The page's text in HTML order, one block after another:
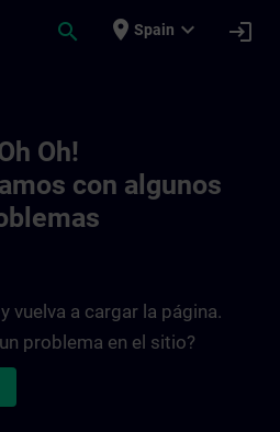
search place Spain expand_more login
Oh!
con algunos
vuelva a cargar la página.
problema en el sitio?